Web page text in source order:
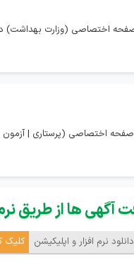
صفحه اختصاصی (وزارت بهداشت)
صفحه اختصاصی (پرستاری |
آگهی ها از طریق
نرم افزار و اپلیکیشن کلیک